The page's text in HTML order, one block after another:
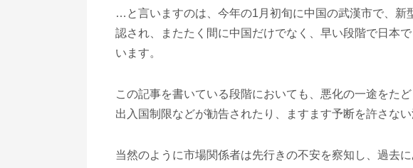
…と言いますのは、今年の1月初旬に中国の武漢市で、新
認され、またたく間に中国だけでなく、早い段階で日本
います。
この記事を書いている段階においても、悪化の一途をた
出入国制限などが勧告されたり、ますます予断を許さな
当然のように市場関係者は先行きの不安を察知し、過去